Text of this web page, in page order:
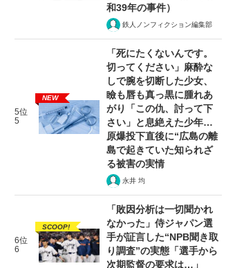
和39年の事件）
鉄人ノンフィクション編集部
5位
5
NEW
「死にたくないんです。
切ってください」麻酔な
しで腕を切断した少女、
瞼も唇も真っ黒に腫れあ
がり「この仇、討って下
さい」と息絶えた少年…
原爆投下直後に“広島の離
島で起きていた知られざ
る被害の実情
永井 均
6位
6
SCOOP!
「敗因分析は一切聞かれ
なかった」侍ジャパン選
手が証言した“NPB聞き取
り調査”の実態「選手から
次期監督の要求は…」